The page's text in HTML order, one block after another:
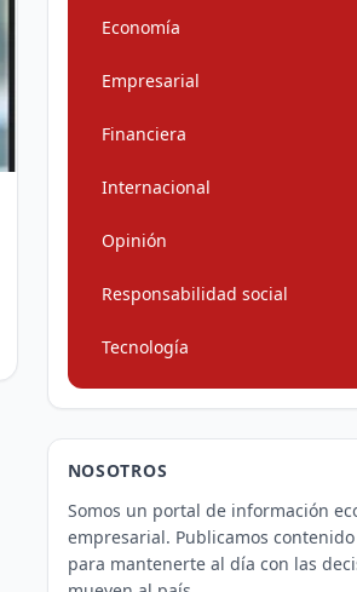
Economía
Empresarial
Financiera
Internacional
Opinión
Responsabilidad social
Tecnología
NOSOTROS
Somos un portal de información
empresarial. Publicamos
para mantenerte al día con las